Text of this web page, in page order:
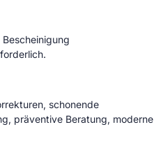
schonende
präventive Beratung, moderne